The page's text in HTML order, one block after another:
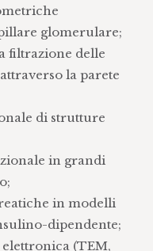
glomerulare;
filtrazione delle
la parete
di strutture
in grandi
in modelli
dipendente;
(TEM,